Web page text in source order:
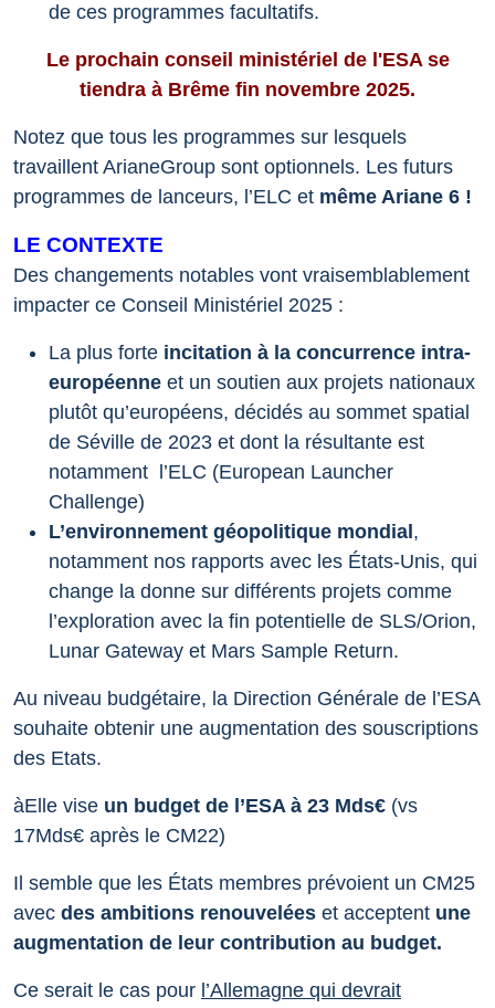
de ces programmes facultatifs.
Le prochain conseil ministériel de l'ESA se
tiendra à Brême fin novembre 2025.
Notez que tous les programmes sur lesquels
travaillent ArianeGroup sont optionnels. Les futurs
programmes de lanceurs, l’ELC et même Ariane 6 !
LE CONTEXTE
Des changements notables vont vraisemblablement
impacter ce Conseil Ministériel 2025 :
La plus forte incitation à la concurrence intra-
européenne et un soutien aux projets nationaux
plutôt qu’européens, décidés au sommet spatial
de Séville de 2023 et dont la résultante est
notamment l’ELC (European Launcher
Challenge)
L’environnement géopolitique mondial ,
notamment nos rapports avec les États-Unis, qui
change la donne sur différents projets comme
l’exploration avec la fin potentielle de SLS/Orion,
Lunar Gateway et Mars Sample Return.
Au niveau budgétaire, la Direction Générale de l’ESA
souhaite obtenir une augmentation des souscriptions
des Etats.
àElle vise un budget de l’ESA à 23 Mds€ (vs
17Mds€ après le CM22)
Il semble que les États membres prévoient un CM25
avec des ambitions renouvelées et acceptent une
augmentation de leur contribution au budget.
Ce serait le cas pour l’Allemagne qui devrait